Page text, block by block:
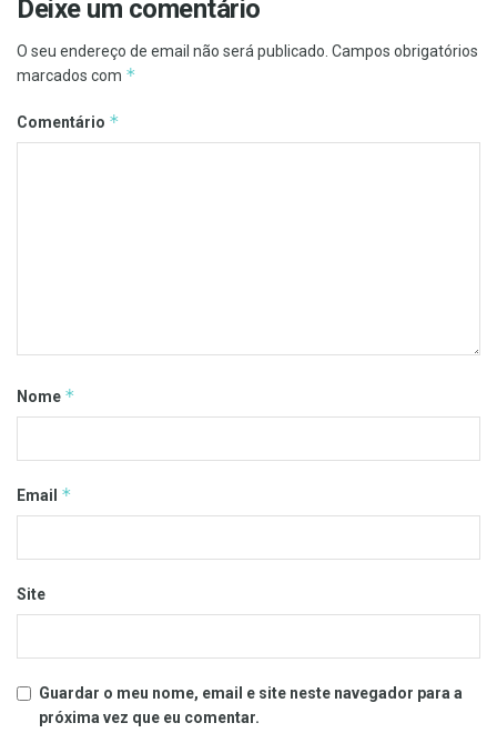
Deixe um comentário
O seu endereço de email não será publicado. Campos obrigatórios
marcados com *
Comentário *
Nome *
Email *
Site
Guardar o meu nome, email e site neste navegador para a
próxima vez que eu comentar.